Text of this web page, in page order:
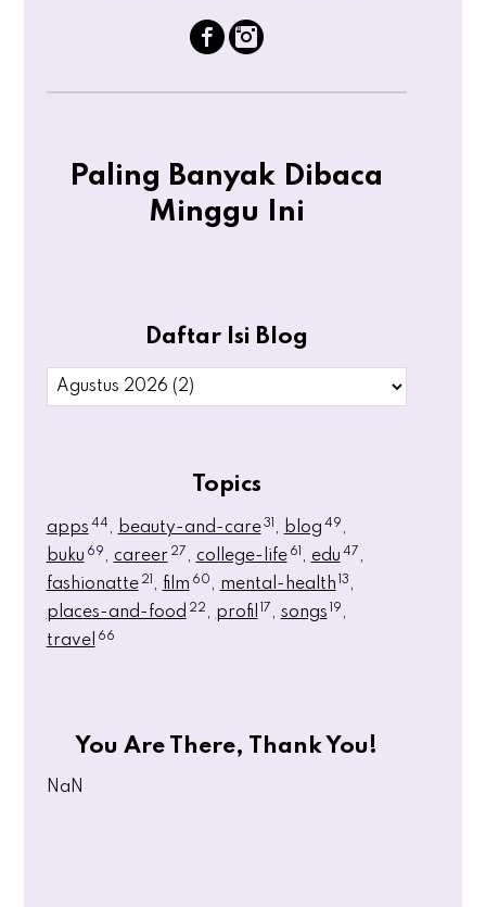
Paling Banyak Dibaca
Minggu Ini
Daftar Isi Blog
Topics
apps 44 beauty-and-care 31 blog 49
buku 69 career 27 college-life 61 edu 47
fashionatte 21 film 60 mental-health 13
places-and-food 22 profil 17 songs 19
travel 66
You Are There, Thank You!
NaN